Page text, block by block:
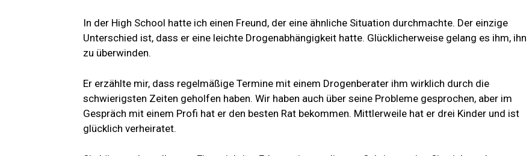
In der High School hatte ich einen Freund, der eine ähnliche Situation durchmachte. Der einzige
Unterschied ist, dass er eine leichte Drogenabhängigkeit hatte. Glücklicherweise gelang es ihm, ihn
zu überwinden.
Er erzählte mir, dass regelmäßige Termine mit einem Drogenberater ihm wirklich durch die
schwierigsten Zeiten geholfen haben. Wir haben auch über seine Probleme gesprochen, aber im
Gespräch mit einem Profi hat er den besten Rat bekommen. Mittlerweile hat er drei Kinder und ist
glücklich verheiratet.